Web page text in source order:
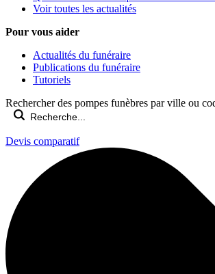
Voir toutes les actualités
Pour vous aider
Actualités du funéraire
Publications du funéraire
Tutoriels
Rechercher des pompes funèbres par ville ou
Devis comparatif